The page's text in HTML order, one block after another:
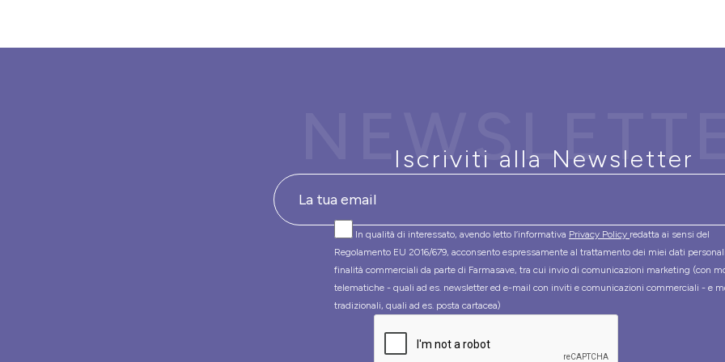
Iscriviti alla Newsletter
In qualità di interessato, avendo letto l’informativa Privacy Policy redatta ai sensi del
Regolamento EU 2016/679, acconsento espressamente al trattamento dei miei dati
finalità commerciali da parte di Farmasave, tra cui invio di comunicazioni marketing (con
telematiche - quali ad es. newsletter ed e-mail con inviti e comunicazioni commerciali - e
tradizionali, quali ad es. posta cartacea)